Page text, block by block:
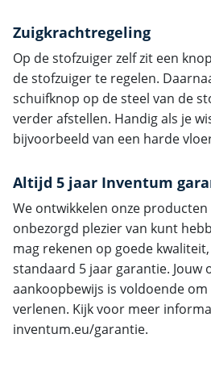
Zuigkrachtregeling
Op de stofzuiger zelf zit een
de stofzuiger te regelen.
schuifknop op de steel van de
verder afstellen. Handig als je
bijvoorbeeld van een harde
Altijd 5 jaar Inventum
We ontwikkelen onze
onbezorgd plezier van kunt
mag rekenen op goede
standaard 5 jaar garantie. Jouw
aankoopbewijs is voldoende
verlenen. Kijk voor meer
inventum.eu/garantie.